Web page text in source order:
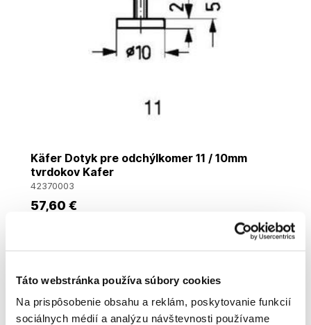
Táto webstránka používa súbory cookies
Na prispôsobenie obsahu a reklám, poskytovanie funkcií
sociálnych médií a analýzu návštevnosti používame
Käfer Dotyk pre odchýlkomer 11 / 10mm
tvrdokov Kafer
42370003
57,60 €
Cena je informatívna, pre individuálnu cenu a nákup sa